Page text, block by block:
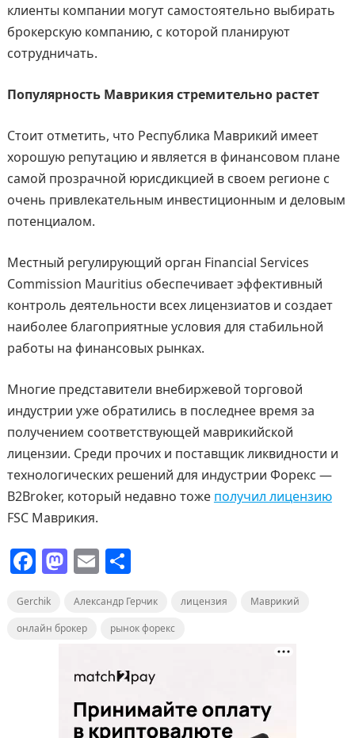
клиенты компании могут самостоятельно выбирать
брокерскую компанию, с которой планируют
сотрудничать.
Популярность Маврикия стремительно растет
Стоит отметить, что Республика Маврикий имеет
хорошую репутацию и является в финансовом плане
самой прозрачной юрисдикцией в своем регионе с
очень привлекательным инвестиционным и деловым
потенциалом.
Местный регулирующий орган Financial Services
Commission Mauritius обеспечивает эффективный
контроль деятельности всех лицензиатов и создает
наиболее благоприятные условия для стабильной
работы на финансовых рынках.
Многие представители внебиржевой торговой
индустрии уже обратились в последнее время за
получением соответствующей маврикийской
лицензии. Среди прочих и поставщик ликвидности и
технологических решений для индустрии Форекс —
B2Broker, который недавно тоже получил лицензию
FSC Маврикия.
F
a
c
e
M
a
st
o
o
n
E
m
ai
О
п
р
в
и
Gerchik Александр Герчик лицензия
Маврикий
онлайн брокер
рынок форекс